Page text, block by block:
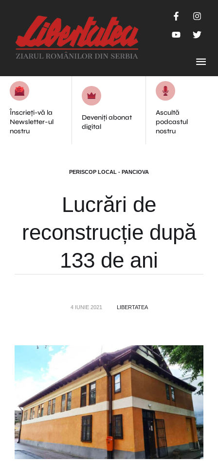
Înscrieți-vă la
Newsletter-ul
nostru
Deveniți abonat
digital
Ascultă
podcastul
nostru
PERISCOP LOCAL - PANCIOVA
Lucrări de
reconstrucție după
133 de ani
4 IUNIE 2021 LIBERTATEA